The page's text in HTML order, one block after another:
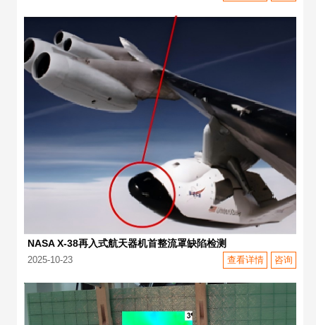
NASA X-38再入式航天器机首整流罩缺陷检测
2025-10-23 查看详情 咨询